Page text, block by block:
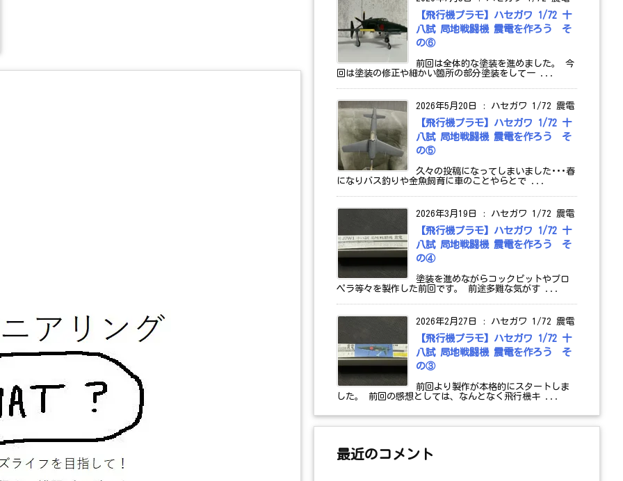
【飛行機プラモ】ハセガワ 1/72 十
八試 局地戦闘機 震電を作ろう そ
の⑥
前回は全体的な塗装を進めました。 今
回は塗装の修正や細かい箇所の部分塗装をして一 ...
2026年5月20日 : ハセガワ 1/72 震電
【飛行機プラモ】ハセガワ 1/72 十
八試 局地戦闘機 震電を作ろう そ
の⑤
久々の投稿になってしまいました･･･春
になりバス釣りや金魚飼育に車のことやらとで ...
2026年3月19日 : ハセガワ 1/72 震電
【飛行機プラモ】ハセガワ 1/72 十
八試 局地戦闘機 震電を作ろう そ
の④
塗装を進めながらコックピットやプロ
ペラ等々を製作した前回です。 前途多難な気がす ...
2026年2月27日 : ハセガワ 1/72 震電
【飛行機プラモ】ハセガワ 1/72 十
八試 局地戦闘機 震電を作ろう そ
の③
前回より製作が本格的にスタートしま
した。 前回の感想としては、なんとなく飛行機キ ...
最近のコメント